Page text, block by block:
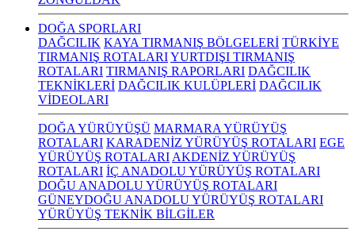
DOĞA SPORLARI
DAĞCILIK KAYA TIRMANIŞ BÖLGELERİ TÜRKİYE
TIRMANIŞ ROTALARIYURTDIŞI TIRMANIŞ
ROTALARI TIRMANIŞ RAPORLARI DAĞCILIK
TEKNİKLERİ DAĞCILIK KULÜPLERİ DAĞCILIK
VİDEOLARI
DOĞA YÜRÜYÜŞÜ MARMARA YÜRÜYÜŞ
ROTALARI KARADENİZ YÜRÜYÜŞ ROTALARI EGE
YÜRÜYÜŞ ROTALARI AKDENİZ YÜRÜYÜŞ
ROTALARI İÇ ANADOLU YÜRÜYÜŞ ROTALARI
DOĞU ANADOLU YÜRÜYÜŞ ROTALARI
GÜNEYDOĞU ANADOLU YÜRÜYÜŞ ROTALARI
YÜRÜYÜŞ TEKNİK BİLGİLER